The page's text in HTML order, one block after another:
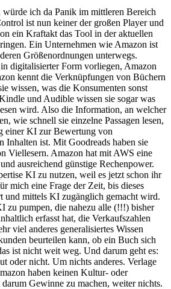
ich da Panik im mittleren Bereich
ist nun keiner der großen Player und
ein Kraftakt das Tool in der aktuellen
Ein Unternehmen wie Amazon ist
Größenordnungen unterwegs.
digitalisierter Form vorliegen, Amazon
kennt die Verknüpfungen von Büchern
wissen, was die Konsumenten sonst
und Audible wissen sie sogar was
wird. Also die Information, an welcher
wie schnell sie einzelne Passagen lesen,
einer KI zur Bewertung von
Inhalten ist. Mit Goodreads haben sie
Viellesern. Amazon hat mit AWS eine
ausreichend günstige Rechenpower.
KI zu nutzen, weil es jetzt schon ihr
mich eine Frage der Zeit, bis dieses
und mittels KI zugänglich gemacht wird.
zu pumpen, die nahezu alle (!!!) bisher
erfasst hat, die Verkaufszahlen
viel anderes generalisiertes Wissen
beurteilen kann, ob ein Buch sich
ist nicht weit weg. Und darum geht es:
oder nicht. Um nichts anderes. Verlage
haben keinen Kultur- oder
Gewinne zu machen, weiter nichts.